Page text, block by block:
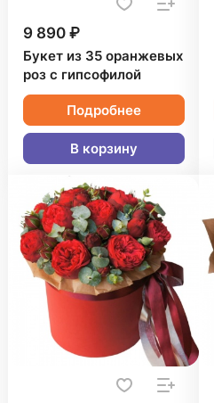
9 890 ₽
Букет из 35 оранжевых
роз с гипсофилой
Подробнее
В корзину